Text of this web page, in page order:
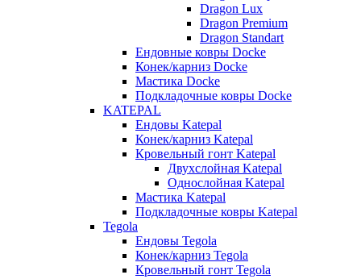
Dragon Lux
Dragon Premium
Dragon Standart
Ендовные ковры Docke
Конек/карниз Docke
Мастика Docke
Подкладочные ковры Docke
KATEPAL
Ендовы Katepal
Конек/карниз Katepal
Кровельный гонт Katepal
Двухслойная Katepal
Однослойная Katepal
Мастика Katepal
Подкладочные ковры Katepal
Tegola
Ендовы Tegola
Конек/карниз Tegola
Кровельный гонт Tegola